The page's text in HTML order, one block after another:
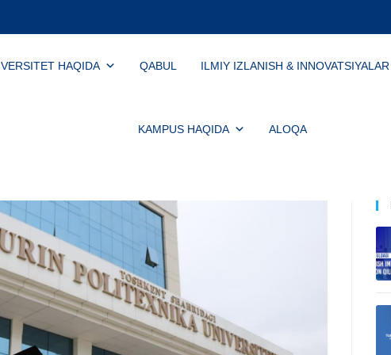
HAQIDA QABUL ILMIY IZLANISH & INNOVATSIYALAR
KAMPUS HAQIDA ALOQA